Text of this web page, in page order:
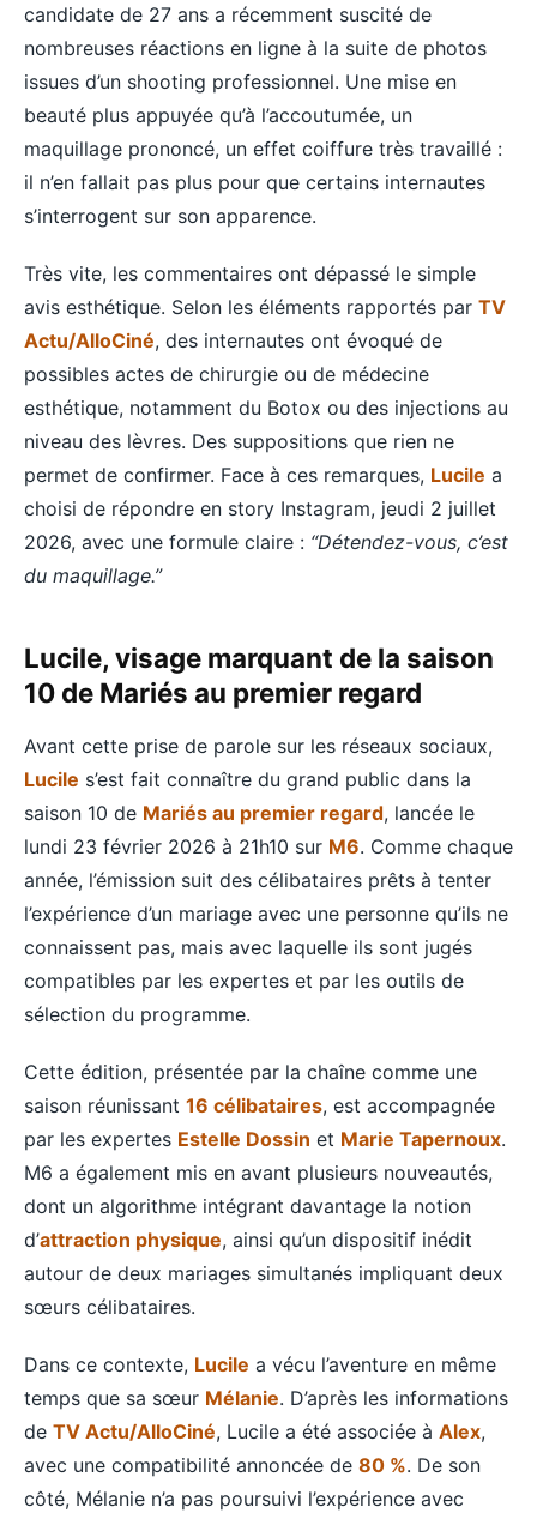
candidate de 27 ans a récemment suscité de
nombreuses réactions en ligne à la suite de photos
issues d’un shooting professionnel. Une mise en
beauté plus appuyée qu’à l’accoutumée, un
maquillage prononcé, un effet coiffure très travaillé :
il n’en fallait pas plus pour que certains internautes
s’interrogent sur son apparence.
Très vite, les commentaires ont dépassé le simple
avis esthétique. Selon les éléments rapportés par TV
Actu/AlloCiné, des internautes ont évoqué de
possibles actes de chirurgie ou de médecine
esthétique, notamment du Botox ou des injections au
niveau des lèvres. Des suppositions que rien ne
permet de confirmer. Face à ces remarques, Lucile a
choisi de répondre en story Instagram, jeudi 2 juillet
2026, avec une formule claire : “Détendez-vous, c’est
du maquillage.”
Lucile, visage marquant de la saison
10 de Mariés au premier regard
Avant cette prise de parole sur les réseaux sociaux,
Lucile s’est fait connaître du grand public dans la
saison 10 de Mariés au premier regard, lancée le
lundi 23 février 2026 à 21h10 sur M6. Comme chaque
année, l’émission suit des célibataires prêts à tenter
l’expérience d’un mariage avec une personne qu’ils ne
connaissent pas, mais avec laquelle ils sont jugés
compatibles par les expertes et par les outils de
sélection du programme.
Cette édition, présentée par la chaîne comme une
saison réunissant 16 célibataires, est accompagnée
par les expertes Estelle Dossin et Marie Tapernoux.
M6 a également mis en avant plusieurs nouveautés,
dont un algorithme intégrant davantage la notion
d’attraction physique, ainsi qu’un dispositif inédit
autour de deux mariages simultanés impliquant deux
sœurs célibataires.
Dans ce contexte, Lucile a vécu l’aventure en même
temps que sa sœur Mélanie. D’après les informations
de TV Actu/AlloCiné, Lucile a été associée à Alex,
avec une compatibilité annoncée de 80 %. De son
côté, Mélanie n’a pas poursuivi l’expérience avec